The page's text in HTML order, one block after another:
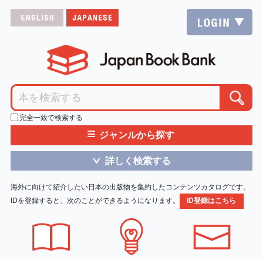
完全一致で検索する
≡ ジャンルから探す
＞ 詳しく検索する
海外に向けて紹介したい日本の出版物を集約したコンテンツカタログです。
IDを登録すると、次のことができるようになります。
ID登録はこちら